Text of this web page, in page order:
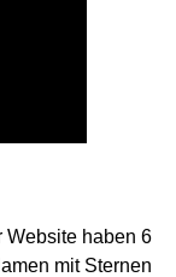
Website haben 6
mit Sternen